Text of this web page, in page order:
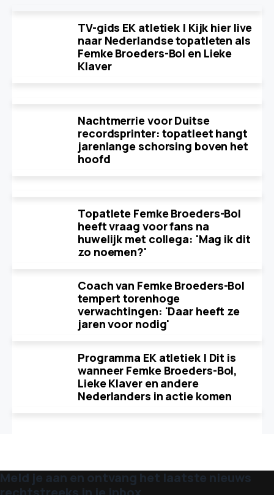
TV-gids EK atletiek | Kijk hier live
naar Nederlandse topatleten als
Femke Broeders-Bol en Lieke
Klaver
Nachtmerrie voor Duitse
recordsprinter: topatleet hangt
jarenlange schorsing boven het
hoofd
Topatlete Femke Broeders-Bol
heeft vraag voor fans na
huwelijk met collega: 'Mag ik dit
zo noemen?'
Coach van Femke Broeders-Bol
tempert torenhoge
verwachtingen: 'Daar heeft ze
jaren voor nodig'
Programma EK atletiek | Dit is
wanneer Femke Broeders-Bol,
Lieke Klaver en andere
Nederlanders in actie komen
Meld je aan en ontvang het laatste nieuws